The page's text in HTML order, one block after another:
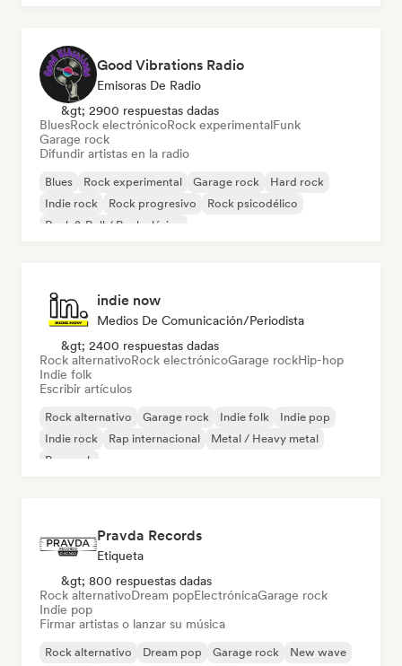
Good Vibrations Radio
Emisoras De Radio
&gt; 2900 respuestas dadas
BluesRock electrónicoRock experimentalFunk
Garage rock
Difundir artistas en la radio
Blues Rock experimental Garage rock
Hard rock
Indie rock
Rock progresivo
Rock psicodélico
Rock & Roll / Rock clásico
indie now
Medios De Comunicación/Periodista
&gt; 2400 respuestas dadas
Rock alternativoRock electrónicoGarage rockHip-hop
Indie folk
Escribir artículos
Rock alternativo Garage rock Indie folk
Indie pop
Indie rock
Rap internacional
Metal / Heavy metal
Pop rock
Pravda Records
Etiqueta
&gt; 800 respuestas dadas
Rock alternativoDream popElectrónicaGarage rock
Indie pop
Firmar artistas o lanzar su música
Rock alternativo Dream pop Garage rock
New wave